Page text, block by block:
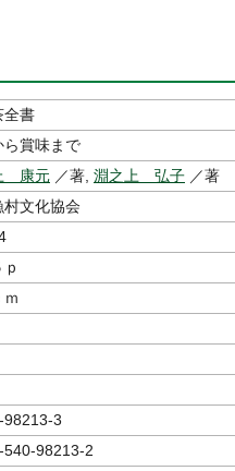
全書
ら賞味まで
康元 ／著, 淵之上 弘子 ／著
村文化協会
ｍ
98213-3
540-98213-2